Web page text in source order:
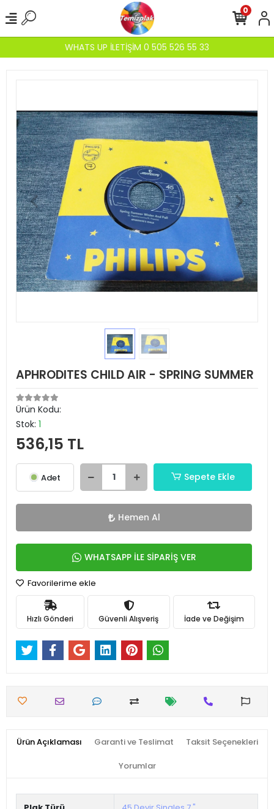
WHATS UP İLETİŞİM 0 505 526 55 33
0
APHRODITES CHILD AIR - SPRING SUMMER
Ürün Kodu:
Stok: 1
536,15 TL
Adet Sepete Ekle
Hemen Al
WHATSAPP İLE SİPARİŞ VER
Favorilerime ekle
Hızlı Gönderi Güvenli Alışveriş İade ve Değişim
Ürün Açıklaması Garanti ve Teslimat Taksit Seçenekleri
Yorumlar